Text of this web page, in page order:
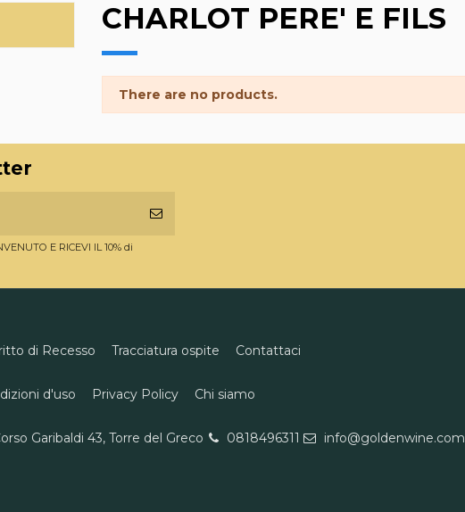
CHARLOT PERE' E FILS
There are no products.
E RICEVI IL 10% di
di Recesso Tracciatura ospite Contattaci
d'uso Privacy Policy Chi siamo
Garibaldi 43, Torre del Greco 0818496311 info@goldenwine.com